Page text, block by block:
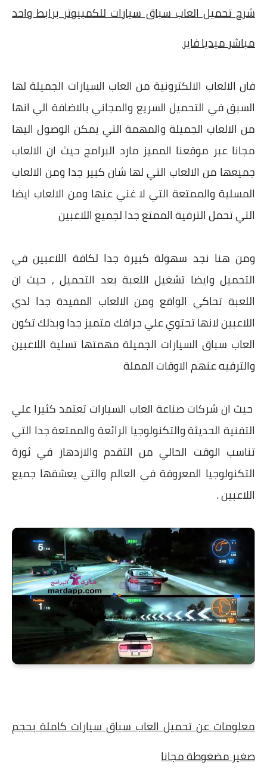
شرح تحميل العاب سباق سيارات للكمبيوتر برابط واحد
مباشر ميديا فاير
فان الالعاب الالكترونية من العاب السيارات الجميلة لها
السبق في التحميل السريع والمجاني بالاضافة الي انها
من الالعاب الجميلة والمهمة التي يمكن الوصول اليها
مجانا عبر موقعنا المميز مارد البرامج حيث ان الالعاب
جميعها من الالعاب التي لها شان كبير جدا ومن الالعاب
المسلية والممتعة التي لا غني عنها ومن الالعاب ايضا
التي تحمل الترفية الممتع جدا لجميع اللاعبين
ومن هنا نجد سهولة كبيرة جدا لكافة اللاعبين في
التحميل وايضا تشغيل اللعبة بعد التحميل , حيث ان
اللعبة تحاكي الواقع ومن الالعاب المفيدة جدا لدي
اللاعبين لانها تحتوي علي جرافك متميز جدا وبذلك تكون
العاب سباق السيارات الجميلة مهمتها تسلية اللاعبين
والترفيه عنهم الاوقات المملة
حيث ان شركات صناعة العاب السيارات تعتمد كثيرا علي
التقنية الحديثة والتكنولوجيا الرائعة والممتعة جدا التي
تناسب الوقت الحالي من التقدم والازدهار في ثورة
التكنولوجيا المعروفة في العالم والتي يعشقها جميع
اللاعبين .
معلومات عن تحميل العاب سباق سيارات كاملة بحجم
صغير مضغوطة مجانا